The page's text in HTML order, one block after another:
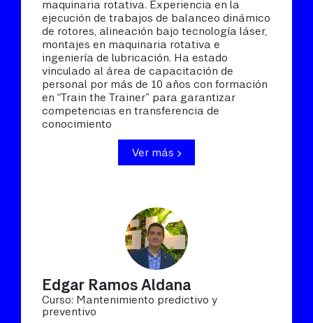
maquinaria rotativa. Experiencia en la
ejecución de trabajos de balanceo dinámico
de rotores, alineación bajo tecnología láser,
montajes en maquinaria rotativa e
ingeniería de lubricación. Ha estado
vinculado al área de capacitación de
personal por más de 10 años con formación
en “Train the Trainer” para garantizar
competencias en transferencia de
conocimiento
Ver más
Edgar Ramos Aldana
Curso: Mantenimiento predictivo y
preventivo